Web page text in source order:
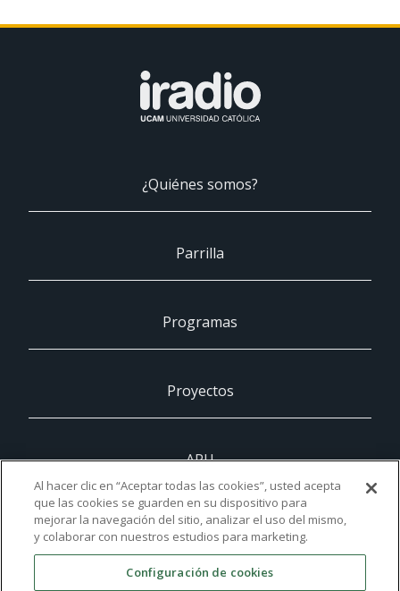
¿Quiénes somos?
Parrilla
Programas
Proyectos
ARU
UCAM
Contacto
Al hacer clic en “Aceptar todas las cookies”, usted acepta
que las cookies se guarden en su dispositivo para
mejorar la navegación del sitio, analizar el uso del mismo,
y colaborar con nuestros estudios para marketing.
Configuración de cookies